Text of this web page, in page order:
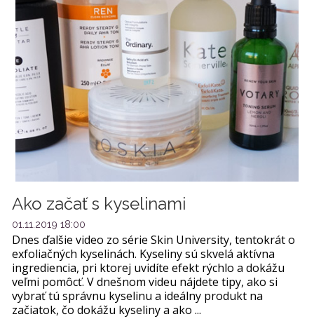
Ako začať s kyselinami
01.11.2019 18:00
Dnes ďalšie video zo série Skin University, tentokrát o
exfoliačných kyselinách. Kyseliny sú skvelá aktívna
ingrediencia, pri ktorej uvidíte efekt rýchlo a dokážu
veľmi pomôcť. V dnešnom videu nájdete tipy, ako si
vybrať tú správnu kyselinu a ideálny produkt na
začiatok, čo dokážu kyseliny a ako ...